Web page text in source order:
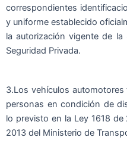
correspondientes
y uniforme establecido
la autorización vigente de la
Seguridad Privada.
3.Los vehículos
personas en condición de
lo previsto en la Ley 1618
2013 del Ministerio de